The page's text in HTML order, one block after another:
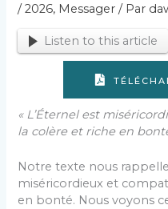
/2026, Messager / Par
Listen to this article
« L’Éternel est
la colère et riche en
Notre texte nous
miséricordieux et
en bonté. Nous voyons